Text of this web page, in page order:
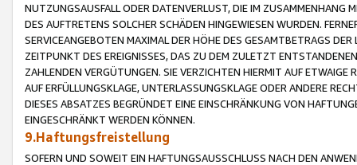
NUTZUNGSAUSFALL ODER DATENVERLUST, DIE IM ZUSAMMENHANG
DES AUFTRETENS SOLCHER SCHÄDEN HINGEWIESEN WURDEN.
SERVICEANGEBOTEN MAXIMAL DER HÖHE DES GESAMTBETRAGS
ZEITPUNKT DES EREIGNISSES, DAS ZU DEM ZULETZT
ZAHLENDEN VERGÜTUNGEN. SIE VERZICHTEN HIERMIT AUF
AUF ERFÜLLUNGSKLAGE, UNTERLASSUNGSKLAGE ODER ANDERE
DIESES ABSATZES BEGRÜNDET EINE EINSCHRÄNKUNG VON
EINGESCHRÄNKT WERDEN KÖNNEN.
9.Haftungsfreistellung
SOFERN UND SOWEIT EIN HAFTUNGSAUSSCHLUSS NACH DEN